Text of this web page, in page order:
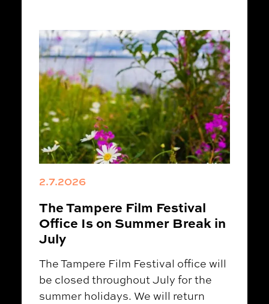
2.7.2026
The Tampere Film Festival
Office Is on Summer Break in
July
The Tampere Film Festival office will
be closed throughout July for the
summer holidays. We will return